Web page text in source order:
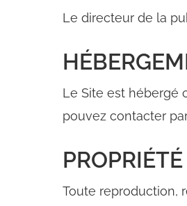
Le directeur de la
Le Site est hébergé
pouvez contacter
Toute reproduction,